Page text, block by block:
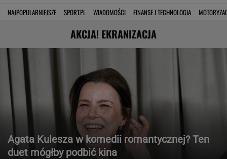
NAJPOPULARNIEJSZE SPORT.PL WIADOMOŚCI FINANSE I TECHNOLOGIA
AKCJA! EKRANIZACJA
Agata Kulesza w komedii romantycznej? Ten
duet mógłby podbić kina